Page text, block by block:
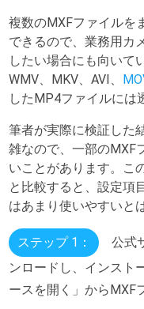
複数のMXFファイルを
できるので、業務用カ
したい場合にも向いて
WMV、MKV、AVI、
したMP4ファイルには
筆者が実際に検証した
雑なので、一部のMXF
いことがあります。こ
と比較すると、設定項
はあまり使いやすいと
ステップ 1：
公式
ンロードし、インスト
ースを開く」からMXF